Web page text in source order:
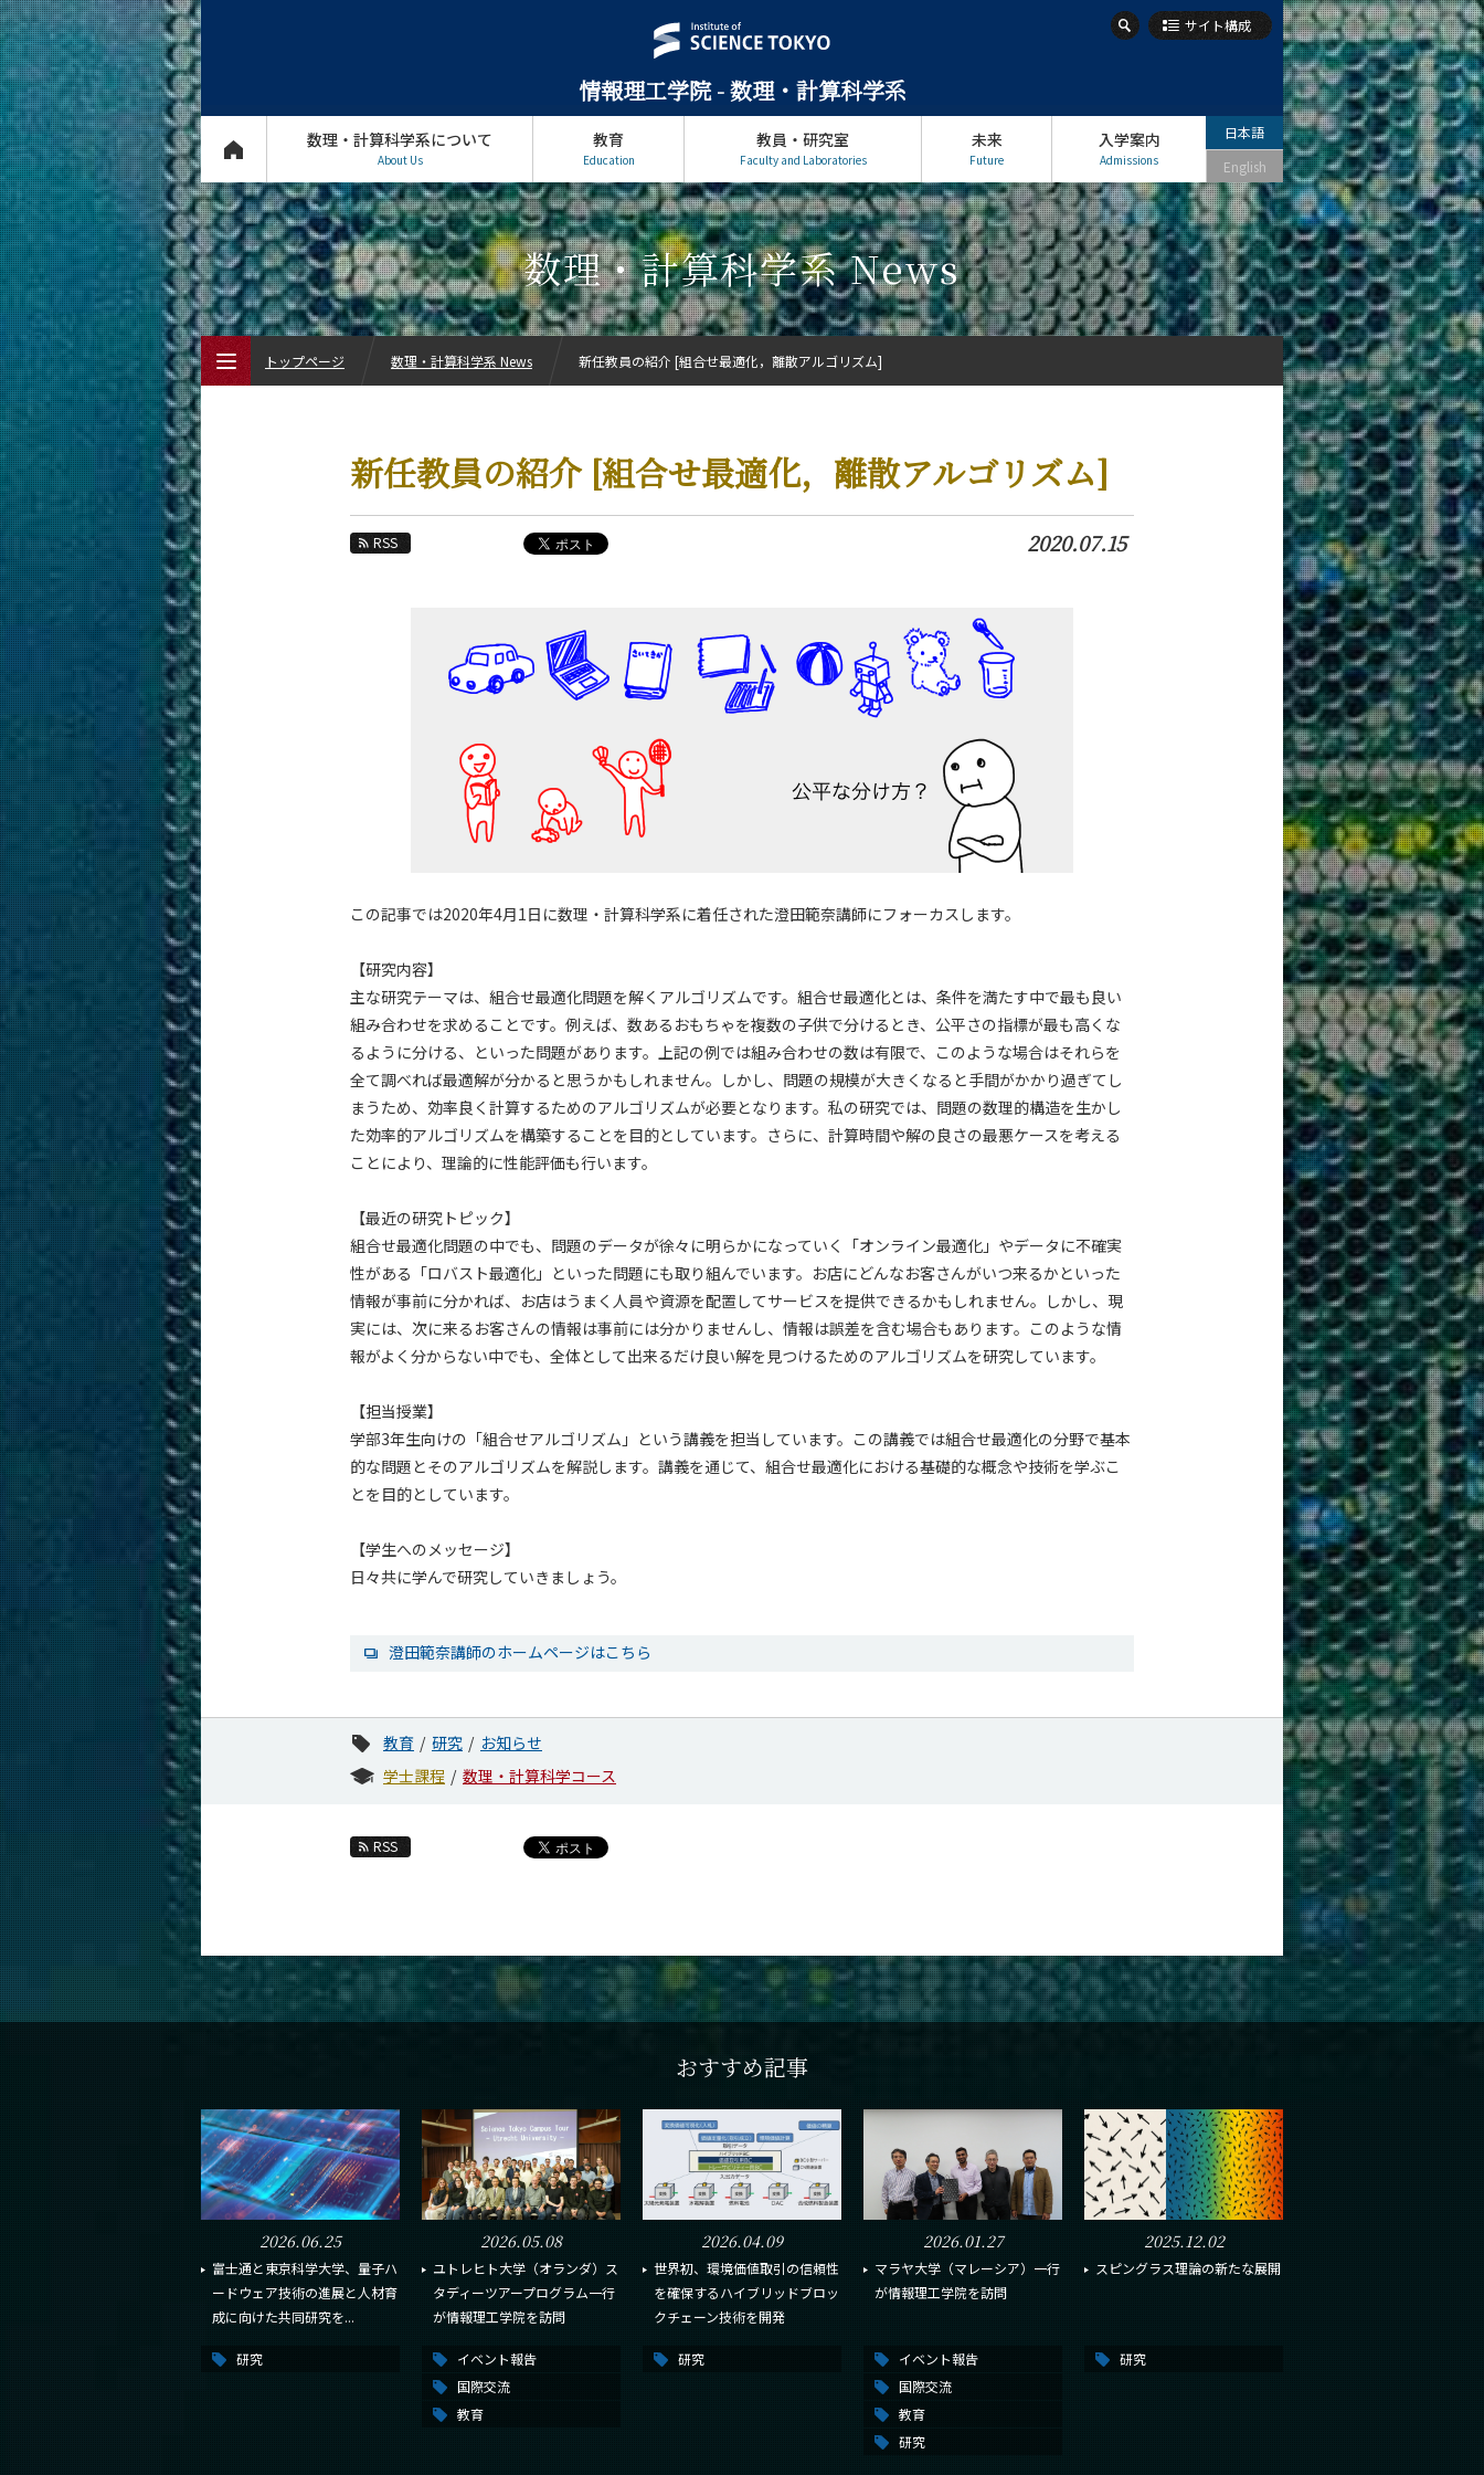
情報理工学院 - 数理・計算科学系
サイト構成
数理・計算科学系について
About Us
教育
Education
教員・研究室
Faculty and Laboratories
未来
Future
入学案内
Admissions
日本語
English
数理・計算科学系 News
新任教員の紹介 [組合せ最適化，離散アルゴリズム]
RSS 2020.07.15
この記事では2020年4月1日に数理・計算科学系に着任された澄田範奈講師にフォーカスします。
【研究内容】
主な研究テーマは、組合せ最適化問題を解くアルゴリズムです。組合せ最適化とは、条件を満たす中で最も良い
組み合わせを求めることです。例えば、数あるおもちゃを複数の子供で分けるとき、公平さの指標が最も高くな
るように分ける、といった問題があります。上記の例では組み合わせの数は有限で、このような場合はそれらを
全て調べれば最適解が分かると思うかもしれません。しかし、問題の規模が大きくなると手間がかかり過ぎてし
まうため、効率良く計算するためのアルゴリズムが必要となります。私の研究では、問題の数理的構造を生かし
た効率的アルゴリズムを構築することを目的としています。さらに、計算時間や解の良さの最悪ケースを考える
ことにより、理論的に性能評価も行います。
【最近の研究トピック】
組合せ最適化問題の中でも、問題のデータが徐々に明らかになっていく「オンライン最適化」やデータに不確実
性がある「ロバスト最適化」といった問題にも取り組んでいます。お店にどんなお客さんがいつ来るかといった
情報が事前に分かれば、お店はうまく人員や資源を配置してサービスを提供できるかもしれません。しかし、現
実には、次に来るお客さんの情報は事前には分かりませんし、情報は誤差を含む場合もあります。このような情
報がよく分からない中でも、全体として出来るだけ良い解を見つけるためのアルゴリズムを研究しています。
【担当授業】
学部3年生向けの「組合せアルゴリズム」という講義を担当しています。この講義では組合せ最適化の分野で基本
的な問題とそのアルゴリズムを解説します。講義を通じて、組合せ最適化における基礎的な概念や技術を学ぶこ
とを目的としています。
【学生へのメッセージ】
日々共に学んで研究していきましょう。
澄田範奈講師のホームページはこちら
教育 研究
お知らせ
学士課程
数理・計算科学コース
RSS
おすすめ記事
2026.06.25
富士通と東京科学大学、量子ハ
ードウェア技術の進展と人材育
成に向けた共同研究を...
研究
2026.05.08
ユトレヒト大学（オランダ）ス
タディーツアープログラム一行
が情報理工学院を訪問
イベント報告
国際交流
教育
2026.04.09
世界初、環境価値取引の信頼性
を確保するハイブリッドブロッ
クチェーン技術を開発
研究
2026.01.27
マラヤ大学（マレーシア）一行
が情報理工学院を訪問
イベント報告
国際交流
教育
研究
2025.12.02
スピングラス理論の新たな展開
研究
トップページ 数理・計算科学系 News 新任教員の紹介 [組合せ最適化，離散アルゴリズム]
数理・計算科学系について